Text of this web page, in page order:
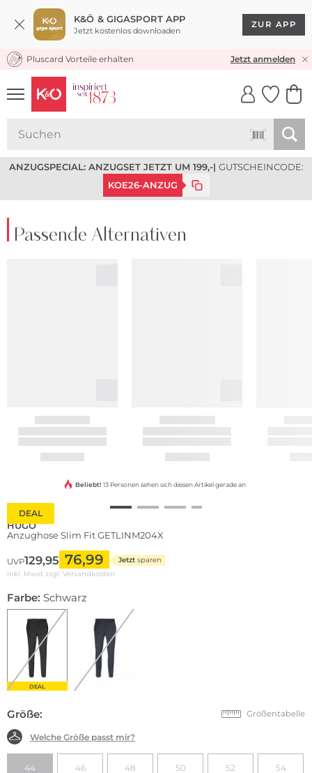
K&Ö & GIGASPORT APP
Jetzt kostenlos downloaden
ZUR APP
KOSTENLOSER VERSAND* & RÜCKVERSAND
Pluscard Vorteile erhalten Jetzt anmelden
UNSERE APP
CLICK &
ANZUGSPECIAL: ANZUGSET JETZT UM 199,-| GUTSCHEINCODE:
KOE26-ANZUG
Passende Alternativen
DEAL
Beliebt! 13 Personen sehen sich diesen Artikel gerade an
HUGO
Anzughose Slim Fit GETLINM204X
UVP129,95 76,99 Jetzt sparen
inkl. Mwst zzgl. Versandkosten
Farbe: Schwarz
DEAL
Größe: Größentabelle
Welche Größe passt mir?
44 46 48 50 52 54